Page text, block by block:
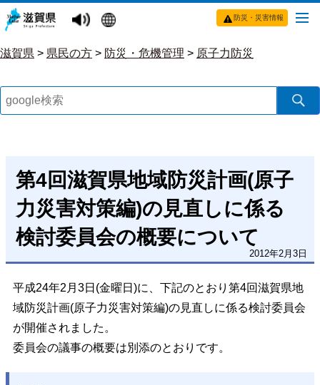
防災・災害情報
滋賀県 > 県民の方 > 防災・危機管理 > 原子力防災
第4回滋賀県地域防災計画(原子
力災害対策編)の見直しに係る
検討委員会の概要について
2012年2月3日
平成24年2月3日(金曜日)に、下記のとおり第4回滋賀県地
域防災計画(原子力災害対策編)の見直しに係る検討委員会
が開催されました。
委員会の議事の概要は別添のとおりです。